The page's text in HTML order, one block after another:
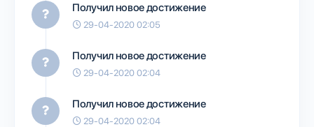
Получил новое достижение
29-04-2020 02:05
Получил новое достижение
29-04-2020 02:04
Получил новое достижение
29-04-2020 02:04